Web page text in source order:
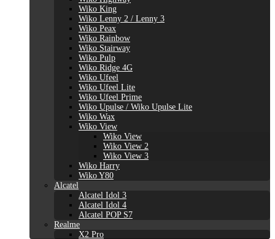
Wiko King
Wiko Lenny 2 / Lenny 3
Wiko Peax
Wiko Rainbow
Wiko Stairway
Wiko Pulp
Wiko Ridge 4G
Wiko Ufeel
Wiko Ufeel Lite
Wiko Ufeel Prime
Wiko Upulse / Wiko Upulse Lite
Wiko Wax
Wiko View
Wiko View
Wiko View 2
Wiko View 3
Wiko Harry
Wiko Y80
Alcatel
Alcatel Idol 3
Alcatel Idol 4
Alcatel POP S7
Realme
X2 Pro